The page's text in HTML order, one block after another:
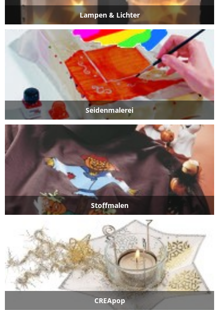
Stoffmalen
Seidenmalerei
CREApop
Lampen & Lichter